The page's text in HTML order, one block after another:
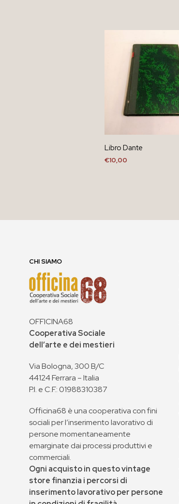
Libro Dante
€10,00
CHI SIAMO
OFFICINA68
Cooperativa Sociale
dell’arte e dei mestieri
Via Bologna, 300 B/C
44124 Ferrara – Italia
P.I. e C.F.: 01988310387
Officina68 è una cooperativa con fini
sociali per l’inserimento lavorativo di
persone momentaneamente
emarginate dai processi produttivi e
commerciali.
Ogni acquisto in questo vintage
store finanzia i percorsi di
inserimento lavorativo per persone